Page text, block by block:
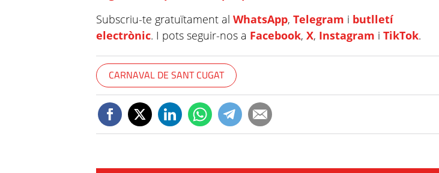
Subscriu-te gratuïtament alWhatsApp,Telegram i butlletí
electrònic. I pots seguir-nos a Facebook,X, Instagram iTikTok.
CARNAVAL DE SANT CUGAT